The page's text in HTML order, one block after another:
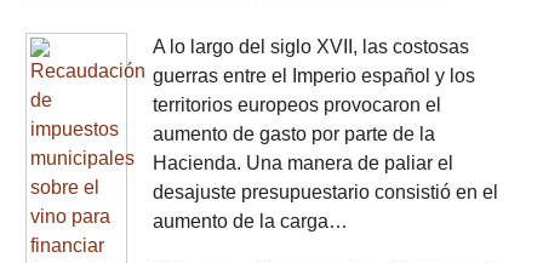
A lo largo del siglo XVII, las costosas
guerras entre el Imperio español y los
territorios europeos provocaron el
aumento de gasto por parte de la
Hacienda. Una manera de paliar el
desajuste presupuestario consistió en el
aumento de la carga…